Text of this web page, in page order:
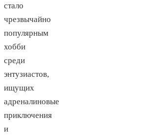
стало
чрезвычайно
популярным
хобби
среди
энтузиастов,
ищущих
адреналиновые
приключения
и